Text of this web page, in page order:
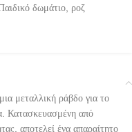
δωμάτιο, ροζ
μεταλλική ράβδο για το
Κατασκευασμένη από
αποτελεί ένα απαραίτητο